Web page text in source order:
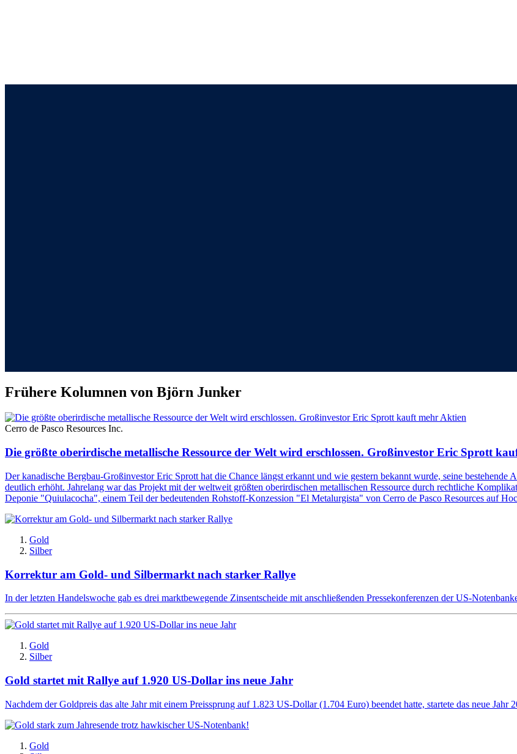
Frühere Kolumnen von Björn Junker
Cerro de Pasco Resources Inc.
Die größte oberirdische metallische Ressource der Welt wird erschlossen. Großinvestor Eric Sprott
Der kanadische Bergbau-Großinvestor Eric Sprott hat die Chance längst erkannt und wie gestern bekannt wurde, seine
deutlich erhöht. Jahrelang war das Projekt mit der weltweit größten oberirdischen metallischen Ressource durch rechtliche
Deponie "Quiulacocha", einem Teil der bedeutenden Rohstoff-Konzession "El Metalurgista" von Cerro de Pasco Resources auf
Gold
Silber
Korrektur am Gold- und Silbermarkt nach starker Rallye
In der letzten Handelswoche gab es drei marktbewegende Zinsentscheide mit anschließenden Pressekonferenzen der US-
Gold
Silber
Gold startet mit Rallye auf 1.920 US-Dollar ins neue Jahr
Nachdem der Goldpreis das alte Jahr mit einem Preissprung auf 1.823 US-Dollar (1.704 Euro) beendet hatte, startete das neue
Gold